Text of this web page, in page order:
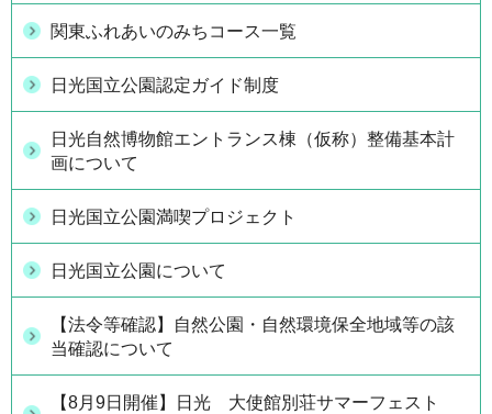
関東ふれあいのみちコース一覧
日光国立公園認定ガイド制度
日光自然博物館エントランス棟（仮称）整備基本計
画について
日光国立公園満喫プロジェクト
日光国立公園について
【法令等確認】自然公園・自然環境保全地域等の該
当確認について
【8月9日開催】日光 大使館別荘サマーフェスト